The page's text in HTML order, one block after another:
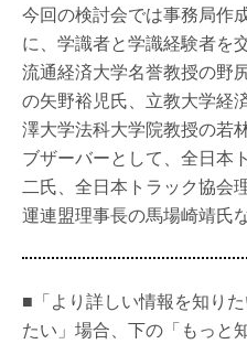
今回の検討会では事務局作
に、学識者と学識経験者を
流通経済大学名誉教授の野
の矢野裕児氏、立教大学経
澤大学法科大学院教授の若
ブザーバーとして、全日本
二氏、全日本トラック協会
運連盟理事長の馬場崎靖氏
■「より詳しい情報を知り
たい」場合、下の「もっと